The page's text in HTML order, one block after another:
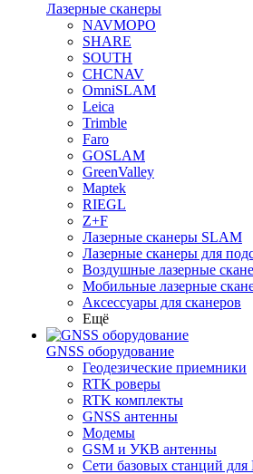
Лазерные сканеры
NAVMOPO
SHARE
SOUTH
CHCNAV
OmniSLAM
Leica
Trimble
Faro
GOSLAM
GreenValley
Maptek
RIEGL
Z+F
Лазерные сканеры SLAM
Лазерные сканеры для
Воздушные лазерные
Мобильные лазерные
Аксессуары для сканеров
Ещё
GNSS оборудование
Геодезические приемники
RTK роверы
RTK комплекты
GNSS антенны
Модемы
GSM и УКВ антенны
Сети базовых станций для